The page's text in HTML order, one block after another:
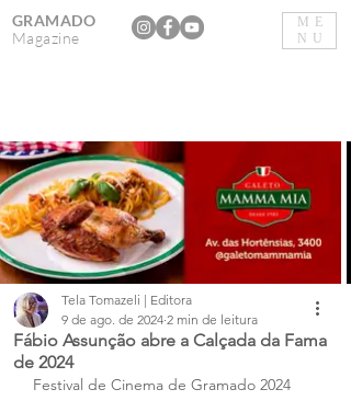
ME
NU
GRAMADO
Magazine
Fábio Assunção abre a Calçada da Fama
de 2024
Tela Tomazeli | Editora
9 de ago. de 2024 2 min de leitura
Festival de Cinema de Gramado 2024